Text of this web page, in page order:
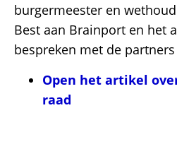
burgermeester en
Best aan Brainport en het
bespreken met de
Open het artikel
raad